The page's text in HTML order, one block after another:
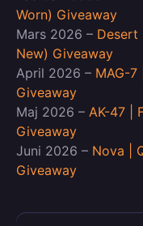
Worn) Giveaway
Mars 2026 – Desert
New) Giveaway
April 2026 – MAG-7
Giveaway
Maj 2026 – AK-47 |
Giveaway
Juni 2026 – Nova |
Giveaway